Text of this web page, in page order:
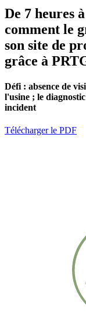
De 7 heures
comment le
son site de
grâce à
Défi : absence de
l'usine ; le
incident
Télécharger le PDF